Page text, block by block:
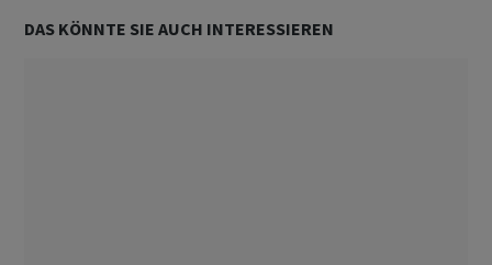
DAS KÖNNTE SIE AUCH INTERESSIEREN